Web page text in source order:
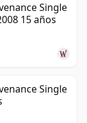
Single
15 años
Single